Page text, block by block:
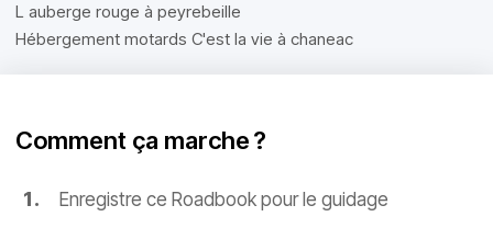
L auberge rouge à peyrebeille
Hébergement motards C'est la vie à chaneac
Comment ça marche ?
Enregistre ce Roadbook pour le guidage